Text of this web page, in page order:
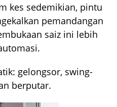
kes sedemikian, pintu
pemandangan
saiz ini lebih
gelongsor, swing-
berputar.